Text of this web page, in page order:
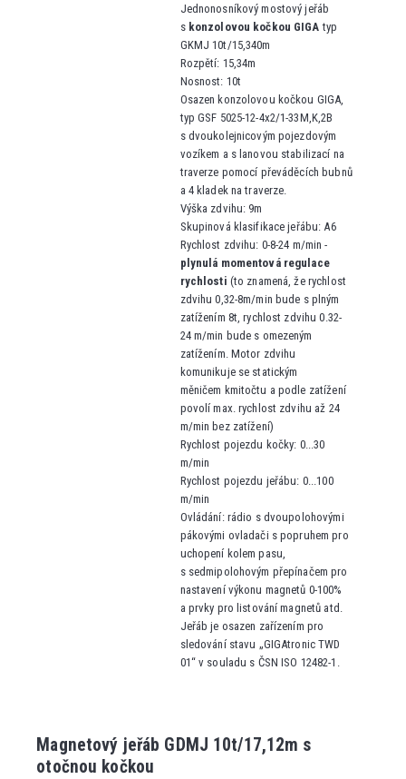
Jednonosníkový mostový jeřáb
s konzolovou kočkou GIGA typ
GKMJ 10t/15,340m
Rozpětí: 15,34m
Nosnost: 10t
Osazen konzolovou kočkou GIGA,
typ GSF 5025-12-4x2/1-33M,K,2B
s dvoukolejnicovým pojezdovým
vozíkem a s lanovou stabilizací na
traverze pomocí převáděcích bubnů
a 4 kladek na traverze.
Výška zdvihu: 9m
Skupinová klasifikace jeřábu: A6
Rychlost zdvihu: 0-8-24 m/min -
plynulá momentová regulace
rychlosti (to znamená, že rychlost
zdvihu 0,32-8m/min bude s plným
zatížením 8t, rychlost zdvihu 0.32-
24 m/min bude s omezeným
zatížením. Motor zdvihu
komunikuje se statickým
měničem kmitočtu a podle zatížení
povolí max. rychlost zdvihu až 24
m/min bez zatížení)
Rychlost pojezdu kočky: 0...30
m/min
Rychlost pojezdu jeřábu: 0...100
m/min
Ovládání: rádio s dvoupolohovými
pákovými ovladači s popruhem pro
uchopení kolem pasu,
s sedmipolohovým přepínačem pro
nastavení výkonu magnetů 0-100%
a prvky pro listování magnetů atd.
Jeřáb je osazen zařízením pro
sledování stavu „GIGAtronic TWD
01“ v souladu s ČSN ISO 12482-1.
Magnetový jeřáb GDMJ 10t/17,12m s
otočnou kočkou